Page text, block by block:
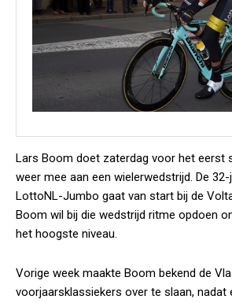
Lars Boom doet zaterdag voor het eerst
weer mee aan een wielerwedstrijd. De
LottoNL-Jumbo gaat van start bij de
Boom wil bij die wedstrijd ritme opdoen
het hoogste niveau.
Vorige week maakte Boom bekend de
voorjaarsklassiekers over te slaan, nadat